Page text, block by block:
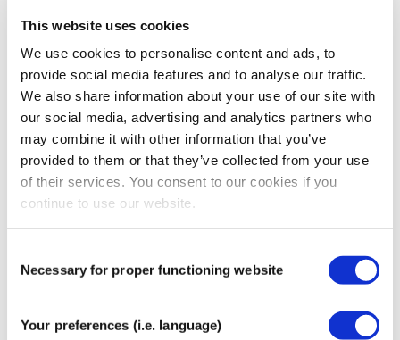
This website uses cookies
We use cookies to personalise content and ads, to
provide social media features and to analyse our traffic.
We also share information about your use of our site with
our social media, advertising and analytics partners who
may combine it with other information that you’ve
provided to them or that they’ve collected from your use
of their services. You consent to our cookies if you
continue to use our website.
Selection
Necessary for proper functioning website
Your preferences (i.e. language)
geel en rood. Een rol is 31,5 meter lang en 5 cm breed.
Meer informatie
ISO 13485:2016
Ja
ISO 9001:2015
Ja
ISO 14001:2015
Ja
MyCureTape® Sports Pre-Cut